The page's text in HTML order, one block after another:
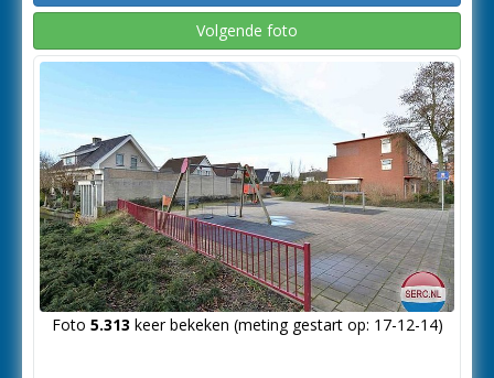
Volgende foto
Foto 5.313 keer bekeken (meting gestart op: 17-12-14)